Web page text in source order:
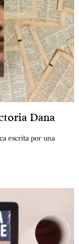
Dana
escrita por una